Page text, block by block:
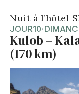
Nuit à l’hôtel
JOUR10·
Kulob –
(170 km)